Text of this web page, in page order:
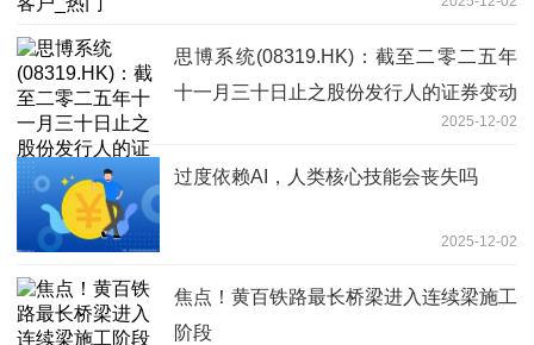
思博系统(08319.HK)：截至二零二五年
十一月三十日止之股份发行人的证券变动
2025-12-02
过度依赖AI，人类核心技能会丧失吗
2025-12-02
焦点！黄百铁路最长桥梁进入连续梁施工
阶段